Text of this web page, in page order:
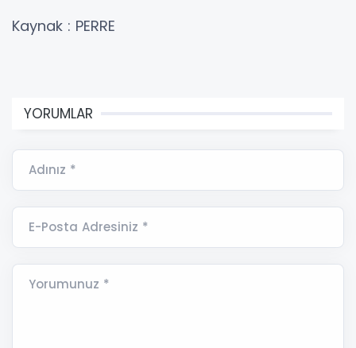
Kaynak : PERRE
YORUMLAR
Adınız *
E-Posta Adresiniz *
Yorumunuz *